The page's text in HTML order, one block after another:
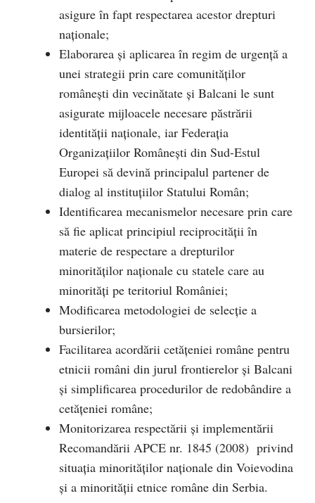
asigure în fapt respectarea acestor drepturi
naționale;
Elaborarea şi aplicarea în regim de urgenţă a
unei strategii prin care comunităţilor
româneşti din vecinătate şi Balcani le sunt
asigurate mijloacele necesare păstrării
identităţii naţionale, iar Federația
Organizațiilor Românești din Sud-Estul
Europei să devină principalul partener de
dialog al instituțiilor Statului Român;
Identificarea mecanismelor necesare prin care
să fie aplicat principiul reciprocităţii în
materie de respectare a drepturilor
minorităţilor naţionale cu statele care au
minorităţi pe teritoriul României;
Modificarea metodologiei de selecţie a
bursierilor;
Facilitarea acordării cetăţeniei române pentru
etnicii români din jurul frontierelor şi Balcani
şi simplificarea procedurilor de redobândire a
cetăţeniei române;
Monitorizarea respectării și implementării
Recomandării APCE nr. 1845 (2008) privind
situaţia minorităţilor naţionale din Voievodina
şi a minorităţii etnice române din Serbia.